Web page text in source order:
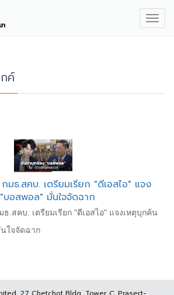
ค์
มธ.สคบ. เตรียมเรียก "ดีเอสไอ" แจง
บอสพอล" มั่นใจจัดฉาก
.สคบ. เตรียมเรียก "ดีเอสไอ" แจงเหตุบุกค้น
ใจจัดฉาก